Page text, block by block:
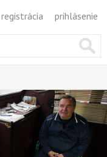
registrácia prihlásenie